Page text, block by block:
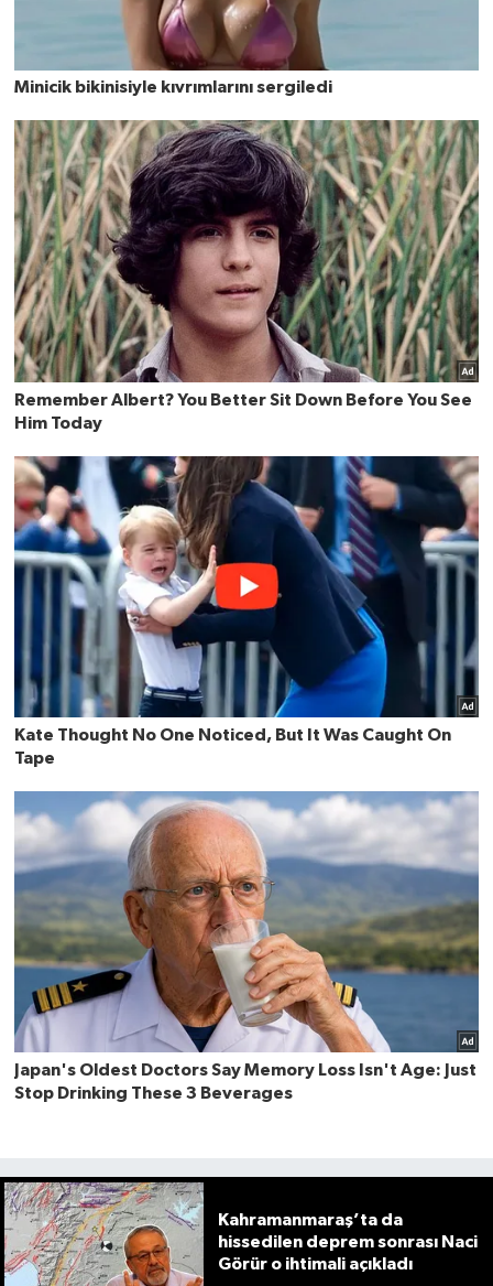
Kahramanmaraş’ta da
hissedilen deprem sonrası Naci
Görür o ihtimali açıkladı